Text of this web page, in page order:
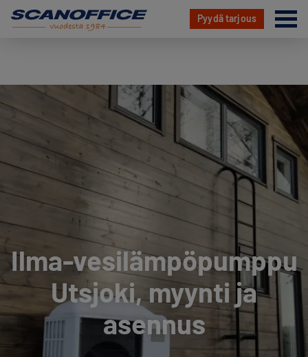
sisältöön
Pyydä tarjous
Ilma-vesilämpöpumppu
Utsjoki, myynti ja
asennus